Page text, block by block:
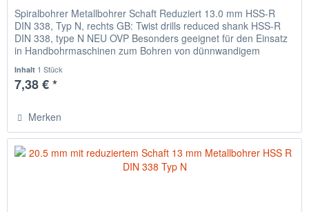
Spiralbohrer Metallbohrer Schaft Reduziert 13.0 mm HSS-R
DIN 338, Typ N, rechts GB: Twist drills reduced shank HSS-R
DIN 338, type N NEU OVP Besonders geeignet für den Einsatz
in Handbohrmaschinen zum Bohren von dünnwandigem
Inhalt 1 Stück
7,38 € *
Merken